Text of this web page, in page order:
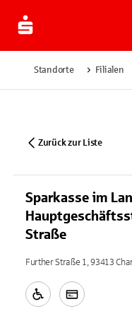
Standorte Filialen
Zurück zur Liste
Sparkasse im
Straße
Further Straße 1, 93413